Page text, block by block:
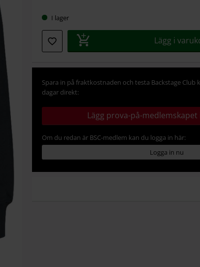
I lager
Lägg i
Spara in på fraktkostnaden och testa Backstage Club
dagar direkt:
Lägg prova-på-
Om du redan är BSC-medlem kan du logga in här:
Logga in nu